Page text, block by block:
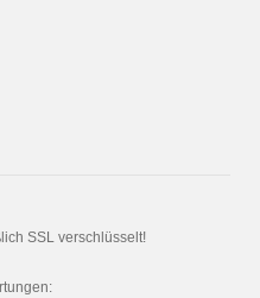
SSL verschlüsselt!